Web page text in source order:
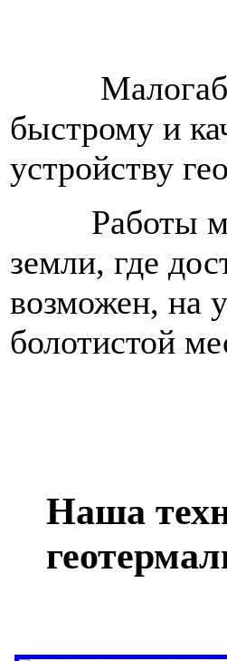
быстрому и
устройству
Работы
земли, где
возможен, на
болотистой
Наша